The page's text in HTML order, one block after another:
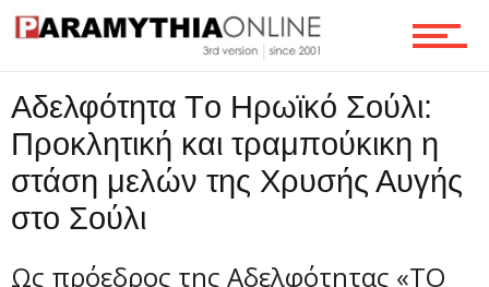
Επικοινωνία
Αδελφότητα Τo Ηρωϊκό Σούλι:
Προκλητική και τραμπούκικη η
στάση μελών της Χρυσής Αυγής
στο Σούλι
Ως πρόεδρος της Αδελφότητας «ΤΟ